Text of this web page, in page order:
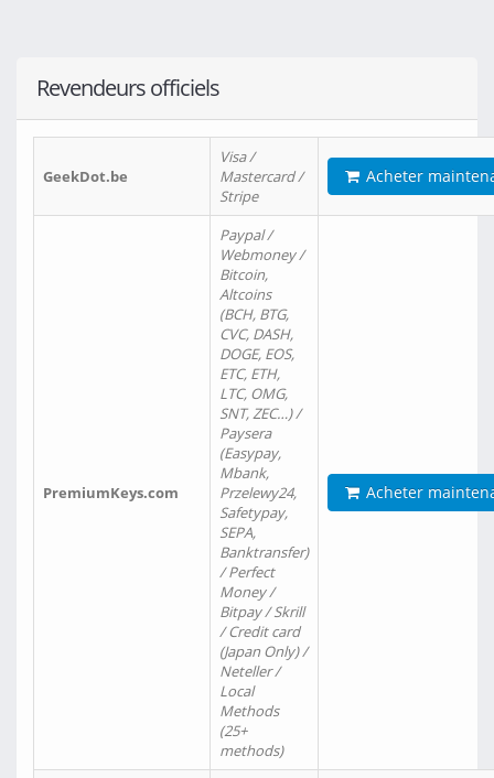
Revendeurs officiels
GeekDot.be
Visa /
Mastercard /
Stripe
Acheter
PremiumKeys.com
Paypal /
Webmoney /
Bitcoin,
Altcoins
(BCH, BTG,
CVC, DASH,
DOGE, EOS,
ETC, ETH,
LTC, OMG,
SNT, ZEC…) /
Paysera
(Easypay,
Mbank,
Przelewy24,
Safetypay,
SEPA,
Banktransfer)
/ Perfect
Money /
Bitpay / Skrill
/ Credit card
(Japan Only) /
Neteller /
Local
Methods
(25+
methods)
Acheter